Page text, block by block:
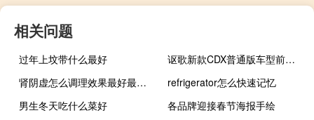
相关问题
过年上坟带什么最好
讴歌新款CDX普通版车型前保险杠改为贯穿式设计雾灯区造型更加锐利
肾阴虚怎么调理效果最好最快（肾阴虚怎么调理）
refrigerator怎么快速记忆
男生冬天吃什么菜好
各品牌迎接春节海报手绘